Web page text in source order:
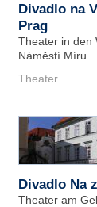
Divadlo na
Prag
Theater in den
Náměstí Míru
Theater
Divadlo Na
Theater am